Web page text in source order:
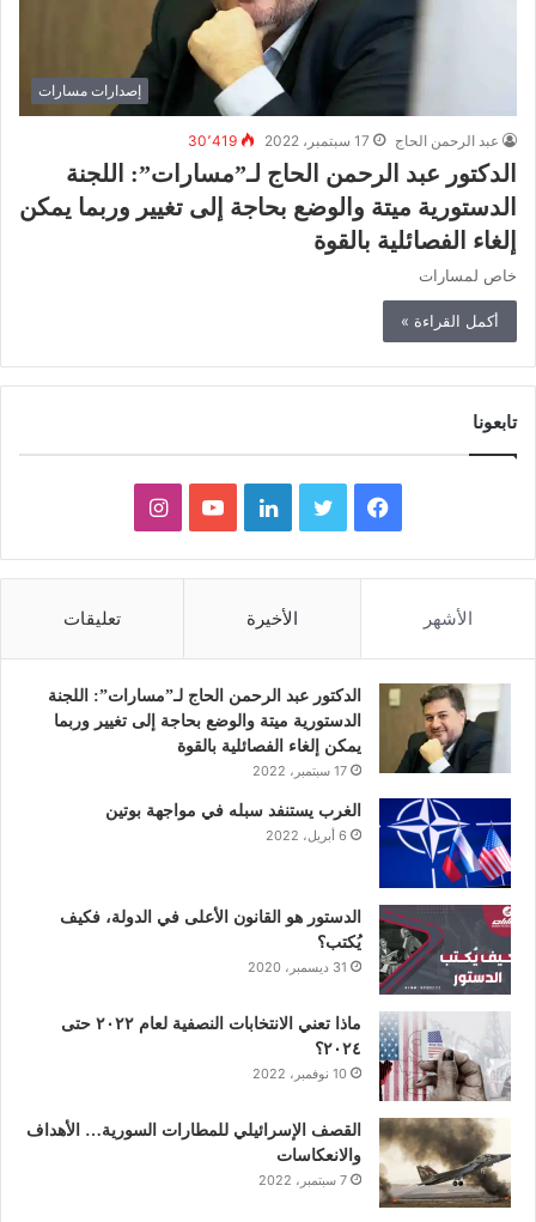
إصدارات مسارات
عبد الرحمن الحاج 17 سبتمبر، 2022 30٬419
الدكتور عبد الرحمن الحاج لـ”مسارات”: اللجنة
الدستورية ميتة والوضع بحاجة إلى تغيير وربما يمكن
إلغاء الفصائلية بالقوة
خاص لمسارات
أكمل القراءة »
تابعونا
ي
و
ك
و
ر
ي
د
إ
و
و
ب
ن
ق
الأشهر الأخيرة تعليقات
الدكتور عبد الرحمن الحاج لـ”مسارات”: اللجنة
الدستورية ميتة والوضع بحاجة إلى تغيير وربما
يمكن إلغاء الفصائلية بالقوة
17 سبتمبر، 2022
الغرب يستنفد سبله في مواجهة بوتين
6 أبريل، 2022
الدستور هو القانون الأعلى في الدولة، فكيف
يُكتب؟
31 ديسمبر، 2020
ماذا تعني الانتخابات النصفية لعام ٢٠٢٢ حتى
٢٠٢٤؟
10 نوفمبر، 2022
القصف الإسرائيلي للمطارات السورية… الأهداف
والانعكاسات
7 سبتمبر، 2022